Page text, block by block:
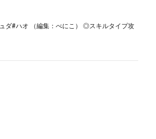
ダ#ハオ （編集：べにこ） ◎スキルタイプ攻